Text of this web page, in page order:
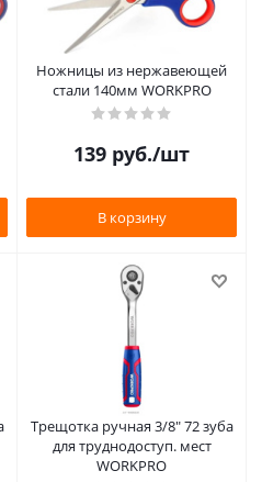
Ножницы из нержавеющей
стали 140мм WORKPRO
139 руб./шт
В корзину
Трещотка ручная 3/8" 72 зуба
для труднодоступ. мест
WORKPRO